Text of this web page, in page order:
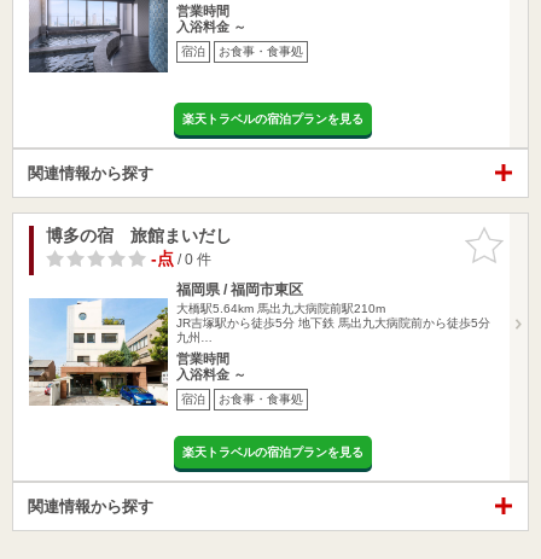
営業時間
入浴料金 ～
宿泊 お食事・食事処
楽天トラベルの宿泊プランを見る
関連情報から探す
お気に入
りに追加
博多の宿 旅館まいだし
-点/ 0 件
福岡県 / 福岡市東区
大橋駅5.64km 馬出九大病院前駅210m
JR吉塚駅から徒歩5分 地下鉄 馬出九大病院前から徒歩5分
九州…
営業時間
入浴料金 ～
宿泊 お食事・食事処
楽天トラベルの宿泊プランを見る
関連情報から探す